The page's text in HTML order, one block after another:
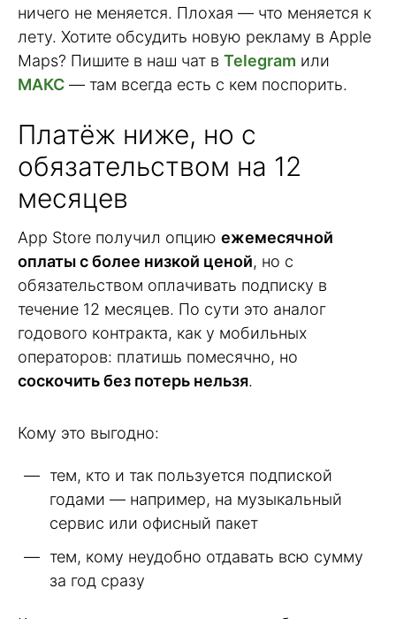
ничего не меняется. Плохая — что меняется к
лету. Хотите обсудить новую рекламу в Apple
Maps? Пишите в наш чат в Telegram или
МАКС — там всегда есть с кем поспорить.
Платёж ниже, но с
обязательством на 12
месяцев
App Store получил опцию ежемесячной
оплаты с более низкой ценой, но с
обязательством оплачивать подписку в
течение 12 месяцев. По сути это аналог
годового контракта, как у мобильных
операторов: платишь помесячно, но
соскочить без потерь нельзя.
Кому это выгодно:
тем, кто и так пользуется подпиской
годами — например, на музыкальный
сервис или офисный пакет
тем, кому неудобно отдавать всю сумму
за год сразу